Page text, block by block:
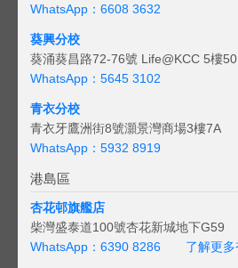
WhatsApp：6608 3632
葵興分校
葵涌葵昌路72-76號 Life@KCC 5樓
WhatsApp：5645 3102
青衣分校
青衣牙鷹洲街8號灝景灣商場3樓7A
WhatsApp：5932 8919
港島區
杏花邨旗艦店
柴灣盛泰道100號杏花新城地下G59
WhatsApp：6390 8286
了解更